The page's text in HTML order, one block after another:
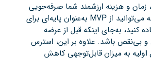
زمان و هزینه ارزشمند شما صرفه‌جویی
می‌شود، چراکه می‌توانید از MVP به‌عنوان پایه‌ای برای
کنید، به‌جای اینکه قبل از عرضه
بی‌نقص باشد. علاوه بر این، استرس
اولیه به میزان قابل‌توجهی کاهش